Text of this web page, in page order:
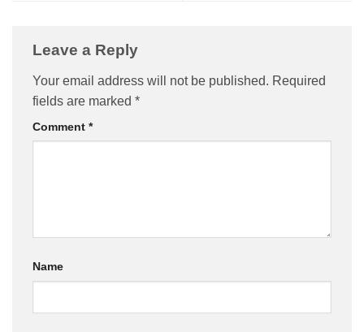
Leave a Reply
Your email address will not be published. Required
fields are marked *
Comment *
Name